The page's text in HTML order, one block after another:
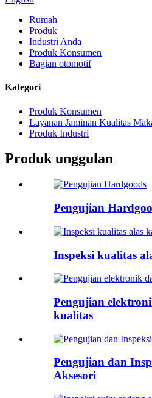
Rumah
Produk
Industri Anda
Produk Konsumen
Bagian otomotif
Kategori
Produk Konsumen
Layanan Jaminan Kualitas
Produk Industri
Produk unggulan
Pengujian
Inspeksi kualitas
Pengujian
kualitas
Pengujian dan
Aksesori